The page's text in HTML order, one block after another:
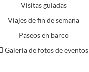
Visitas guiadas
Viajes de fin de semana
Paseos en barco
Galería de fotos de eventos